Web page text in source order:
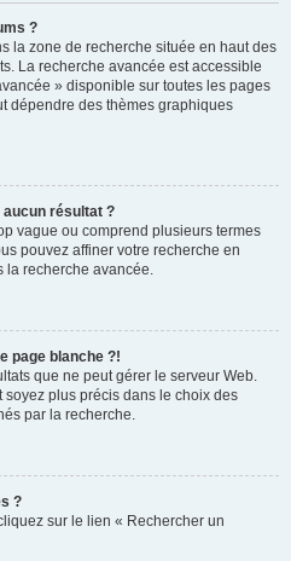
?
la zone de recherche située en haut des
La recherche avancée est accessible
» disponible sur toutes les pages
dépendre des thèmes graphiques
aucun résultat ?
vague ou comprend plusieurs termes
pouvez affiner votre recherche en
la recherche avancée.
page blanche ?!
que ne peut gérer le serveur Web.
plus précis dans le choix des
par la recherche.
?
sur le lien « Rechercher un